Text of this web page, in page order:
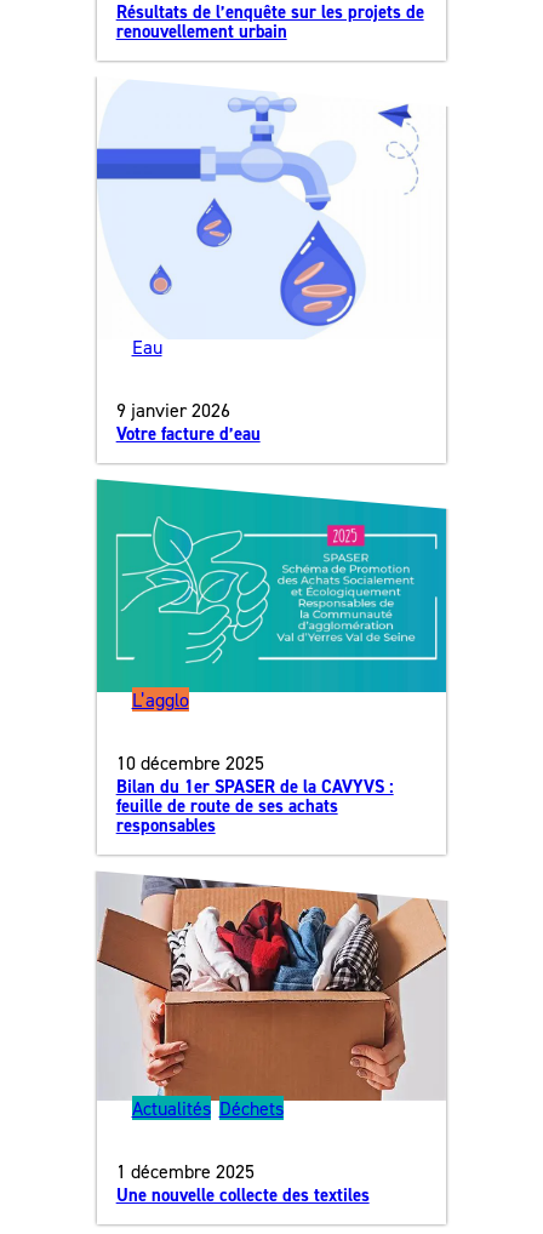
Résultats de l’enquête sur les projets de
renouvellement urbain
Eau
9 janvier 2026
Votre facture d’eau
L’agglo
10 décembre 2025
Bilan du 1er SPASER de la CAVYVS :
feuille de route de ses achats
responsables
Actualités, Déchets
1 décembre 2025
Une nouvelle collecte des textiles